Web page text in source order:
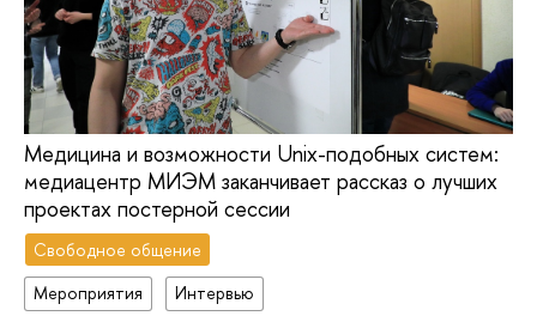
Медицина и возможности Unix-подобных систем:
медиацентр МИЭМ заканчивает рассказ о лучших
проектах постерной сессии
Свободное общение
Мероприятия
Интервью